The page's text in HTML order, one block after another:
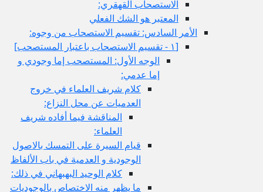
الاستصحاب القهقري:
المعتبر هو الشك الفعلي
الأمر السادس: تقسيم الاستصحاب من وجوه:
[١ - تقسيم الاستصحاب باعتبار المستصحب‏]
الوجه الأول: المستصحب إما وجودي و
إما عدمي:
كلام شريف العلماء في خروج
العدميات عن محل النزاع:
المناقشة فيما أفاده شريف
العلماء:
قيام السيرة على التمسك بالاصول
الوجودية و العدمية في باب الألفاظ
كلام الوحيد البهبهاني في ذلك:
ما يظهر منه الاختصاص بالوجوديات